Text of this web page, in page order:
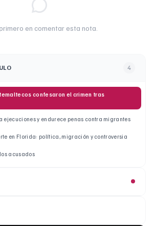
en comentar esta nota.
4
confesaron el crimen tras
ejecuciones y endurece penas contra migrantes
en Florida: política, migración y controversia
acusados